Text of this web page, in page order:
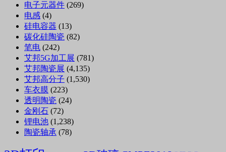
电子元器件 (269)
电感 (4)
硅电容器 (13)
碳化硅陶瓷 (82)
笔电 (242)
艾邦5G加工展 (781)
艾邦陶瓷展 (4,135)
艾邦高分子 (1,530)
车衣膜 (223)
透明陶瓷 (24)
金刚石 (72)
锂电池 (1,238)
陶瓷轴承 (78)